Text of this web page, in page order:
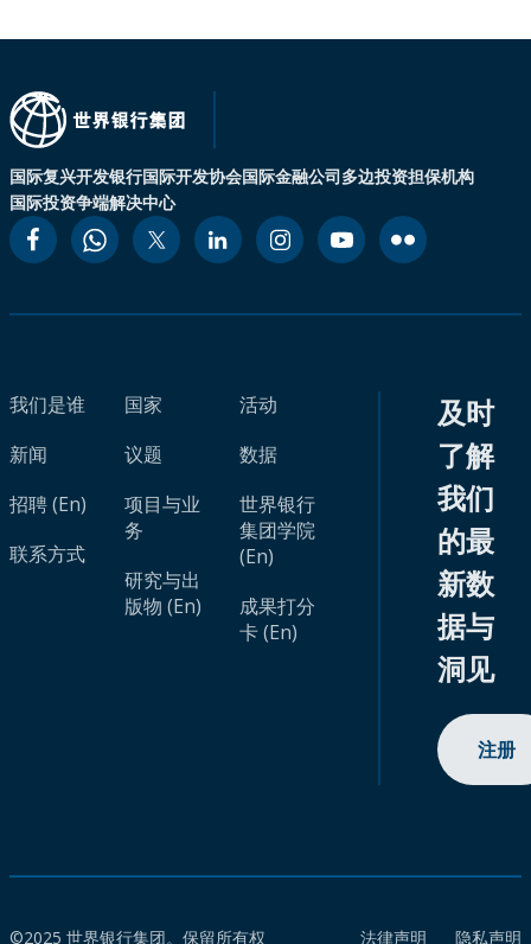
国际复兴开发银行国际开发协会国际金融公司多边投资担保机构
国际投资争端解决中心
我们是谁
新闻
招聘 (En)
联系方式
国家
议题
项目与业
务
研究与出
版物 (En)
活动
数据
世界银行
集团学院
(En)
成果打分
卡 (En)
及时
了解
我们
的最
新数
据与
洞见
注册
©2025 世界银行集团。保留所有权 法律声明 隐私声明